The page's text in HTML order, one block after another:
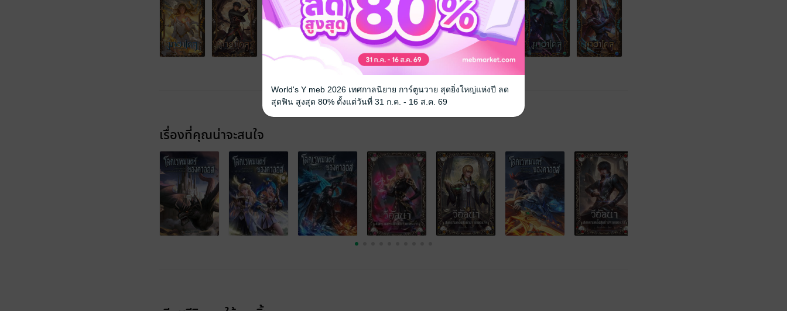
เรื่องที่คุณน่าจะสนใจ
World's Y meb 2026 เทศกาลนิยาย การ์ตูนวาย สุดยิ่งใหญ่แห่งปี ลด
สุดฟิน สูงสุด 80% ตั้งแต่วันที่ 31 ก.ค. - 16 ส.ค. 69